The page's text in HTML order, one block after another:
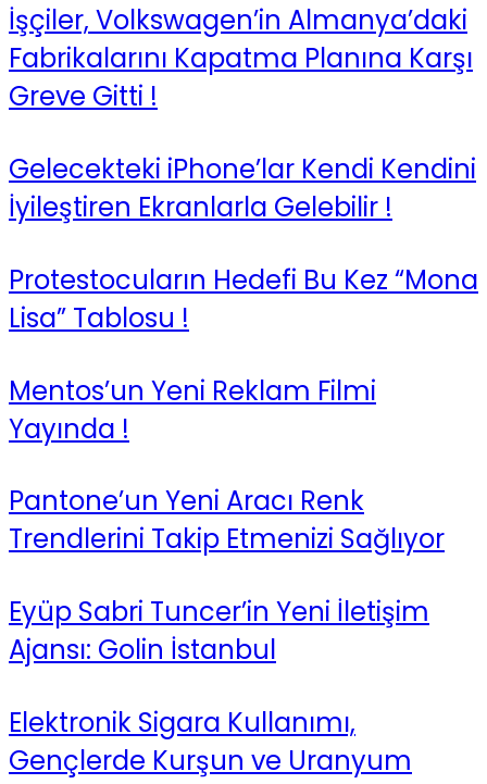
İşçiler, Volkswagen’in Almanya’daki
Fabrikalarını Kapatma Planına Karşı
Greve Gitti !
Gelecekteki iPhone’lar Kendi Kendini
İyileştiren Ekranlarla Gelebilir !
Protestocuların Hedefi Bu Kez “Mona
Lisa” Tablosu !
Mentos’un Yeni Reklam Filmi
Yayında !
Pantone’un Yeni Aracı Renk
Trendlerini Takip Etmenizi Sağlıyor
Eyüp Sabri Tuncer’in Yeni İletişim
Ajansı: Golin İstanbul
Elektronik Sigara Kullanımı,
Gençlerde Kurşun ve Uranyum